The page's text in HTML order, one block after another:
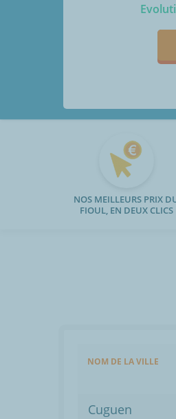
NOS MEILLEURS PRIX
FIOUL, EN DEUX CLICS
NOM DE LA VILLE
Cuguen